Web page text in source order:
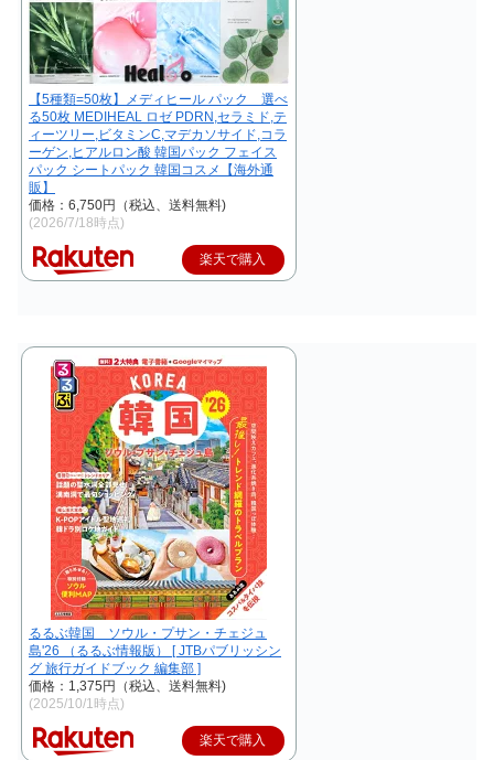
【5種類=50枚】メディヒール パック 選べ
る50枚 MEDIHEAL ロゼ PDRN,セラミド,テ
ィーツリー,ビタミンC,マデカソサイド,コラ
ーゲン,ヒアルロン酸 韓国パック フェイス
パック シートパック 韓国コスメ【海外通
販】
価格：6,750円（税込、送料無料)
(2026/7/18時点)
楽天で購入
るるぶ韓国 ソウル・プサン・チェジュ
島'26 （るるぶ情報版） [ JTBパブリッシン
グ 旅行ガイドブック 編集部 ]
価格：1,375円（税込、送料無料)
(2025/10/1時点)
楽天で購入